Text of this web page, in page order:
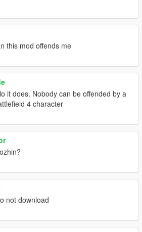
this mod offends me
it does. Nobody can be offended by a
4 character
not download